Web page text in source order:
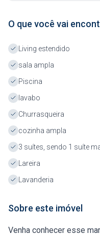
O que você vai
Living estendido
sala ampla
Piscina
lavabo
Churrasqueira
cozinha ampla
3 suítes, sendo 1 suíte
Lareira
Lavanderia
Sobre este imóvel
Venha conhecer esse